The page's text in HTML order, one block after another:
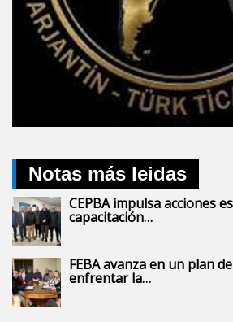
Notas más leidas
CEPBA impulsa acciones
capacitación…
FEBA avanza en un plan
enfrentar la…